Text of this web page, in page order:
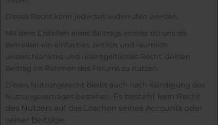
Dieses Recht kann jederzeit widerrufen werden.
Mit dem Erstellen eines Beitrags erteilst du uns als
Betreiber ein einfaches, zeitlich und räumlich
unbeschränktes und unentgeltliches Recht, deinen
Beitrag im Rahmen des Forums zu nutzen.
Dieses Nutzungsrecht bleibt auch nach Kündigung des
Nutzungsvertrages bestehen. Es besteht kein Recht
des Nutzers auf das Löschen seines Accounts oder
seiner Beiträge.